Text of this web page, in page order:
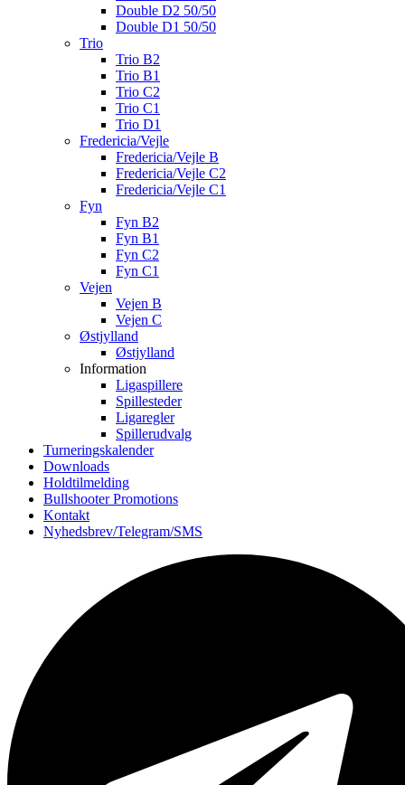
Double D2 50/50
Double D1 50/50
Trio
Trio B2
Trio B1
Trio C2
Trio C1
Trio D1
Fredericia/Vejle
Fredericia/Vejle B
Fredericia/Vejle C2
Fredericia/Vejle C1
Fyn
Fyn B2
Fyn B1
Fyn C2
Fyn C1
Vejen
Vejen B
Vejen C
Østjylland
Østjylland
Information
Ligaspillere
Spillesteder
Ligaregler
Spillerudvalg
Turneringskalender
Downloads
Holdtilmelding
Bullshooter Promotions
Kontakt
Nyhedsbrev/Telegram/SMS